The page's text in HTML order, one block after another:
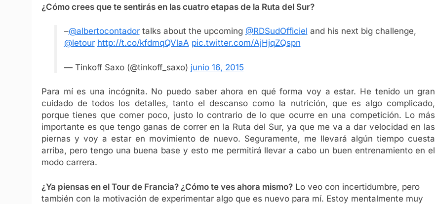
¿Cómo crees que te sentirás en las cuatro etapas de la Ruta del Sur?
–@albertocontadortalks about the upcoming @RDSudOfficiel and his next big challenge,
@letour http://t.co/kfdmqQVlaA pic.twitter.com/AjHjqZQspn
— Tinkoff Saxo (@tinkoff_saxo) junio 16, 2015
Para mí es una incógnita. No puedo saber ahora en qué forma voy a estar. He tenido un gran
cuidado de todos los detalles, tanto el descanso como la nutrición, que es algo complicado,
porque tienes que comer poco, justo lo contrario de lo que ocurre en una competición. Lo más
importante es que tengo ganas de correr en la Ruta del Sur, ya que me va a dar velocidad en las
piernas y voy a estar en movimiento de nuevo. Seguramente, me llevará algún tiempo cuesta
arriba, pero tengo una buena base y esto me permitirá llevar a cabo un buen entrenamiento en el
modo carrera.
¿Ya piensas en el Tour de Francia? ¿Cómo te ves ahora mismo? Lo veo con incertidumbre, pero
también con la motivación de experimentar algo que es nuevo para mí. Estoy mentalmente muy